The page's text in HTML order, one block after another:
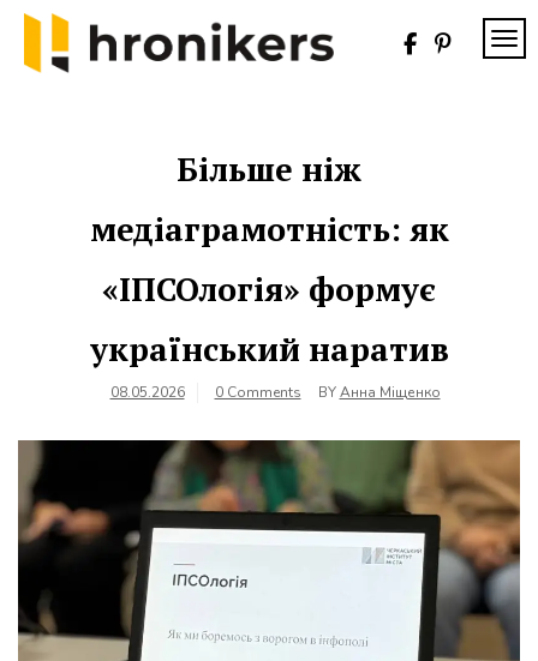
Skip
content
Більше ніж
медіаграмотність: як
«ІПСОлогія» формує
український наратив
08.05.2026 0 Comments BYАнна Міщенко